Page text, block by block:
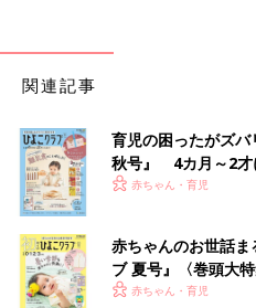
関連記事
育児の困ったがズ
秋号』 4カ月～2才
いっぱい！
赤ちゃん・育児
赤ちゃんのお世話
ブ 夏号』〈巻頭大
く！ おっぱい・ミ
赤ちゃん・育児